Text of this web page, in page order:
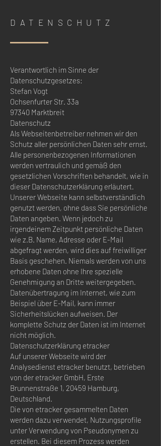
DATENSCHUTZ
Verantwortlich im Sinne der
Datenschutzgesetzes:
Stefan Vogt
Ochsenfurter Str. 33a
97340 Marktbreit
Datenschutz
Als Webseitenbetreiber nehmen wir den
Schutz aller persönlichen Daten sehr ernst.
Alle personenbezogenen Informationen
werden vertraulich und gemäß den
gesetzlichen Vorschriften behandelt, wie in
dieser Datenschutzerklärung erläutert.
Unserer Webseite kann selbstverständlich
genutzt werden, ohne dass Sie persönliche
Daten angeben. Wenn jedoch zu
irgendeinem Zeitpunkt persönliche Daten
wie z.B. Name, Adresse oder E-Mail
abgefragt werden, wird dies auf freiwilliger
Basis geschehen. Niemals werden von uns
erhobene Daten ohne Ihre spezielle
Genehmigung an Dritte weitergegeben.
Datenübertragung im Internet, wie zum
Beispiel über E-Mail, kann immer
Sicherheitslücken aufweisen. Der
komplette Schutz der Daten ist im Internet
nicht möglich.
Datenschutzerklärung etracker
Auf unserer Webseite wird der
Analysedienst etracker benutzt, betrieben
von der etracker GmbH, Erste
Brunnenstraße 1, 20459 Hamburg,
Deutschland.
Die von etracker gesammelten Daten
werden dazu verwendet, Nutzungsprofile
unter Verwendung von Pseudonymen zu
erstellen. Bei diesem Prozess werden